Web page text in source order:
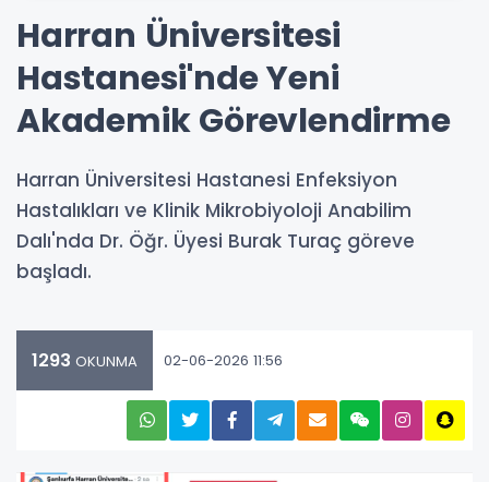
Harran Üniversitesi
Hastanesi'nde Yeni
Akademik Görevlendirme
Harran Üniversitesi Hastanesi Enfeksiyon
Hastalıkları ve Klinik Mikrobiyoloji Anabilim
Dalı'nda Dr. Öğr. Üyesi Burak Turaç göreve
başladı.
1293 OKUNMA 02-06-2026 11:56